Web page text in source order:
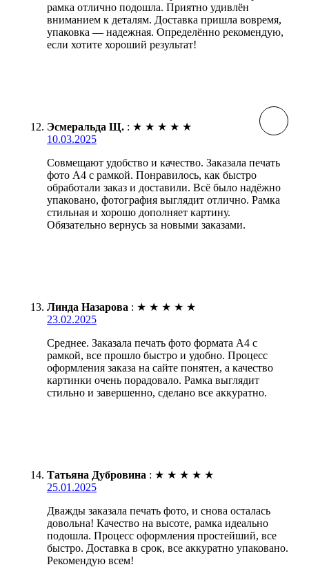
рамка отлично подошла. Приятно удивлён
вниманием к деталям. Доставка пришла вовремя,
упаковка — надежная. Определённо рекомендую,
если хотите хороший результат!
Эсмеральда Щ. : ★ ★ ★ ★ ★
10.03.2025
Совмещают удобство и качество. Заказала печать
фото А4 с рамкой. Понравилось, как быстро
обработали заказ и доставили. Всё было надёжно
упаковано, фотография выглядит отлично. Рамка
стильная и хорошо дополняет картину.
Обязательно вернусь за новыми заказами.
Линда Назарова : ★ ★ ★ ★ ★
23.02.2025
Среднее. Заказала печать фото формата А4 с
рамкой, все прошло быстро и удобно. Процесс
оформления заказа на сайте понятен, а качество
картинки очень порадовало. Рамка выглядит
стильно и завершенно, сделано все аккуратно.
Татьяна Дубровина : ★ ★ ★ ★ ★
25.01.2025
Дважды заказала печать фото, и снова осталась
довольна! Качество на высоте, рамка идеально
подошла. Процесс оформления простейший, все
быстро. Доставка в срок, все аккуратно упаковано.
Рекомендую всем!